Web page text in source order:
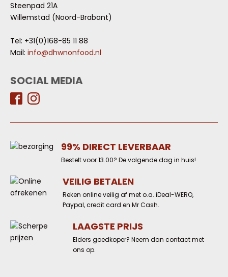
Steenpad 21A
Willemstad (Noord-Brabant)
Tel: +31(0)168-85 11 88
Mail: info@dhwnonfood.nl
SOCIAL MEDIA
99% DIRECT LEVERBAAR
Bestelt voor 13.00? De volgende dag in huis!
VEILIG BETALEN
Reken online veilig af met o.a. iDeal-WERO,
Paypal, credit card en Mr Cash.
LAAGSTE PRIJS
Elders goedkoper? Neem dan contact met
ons op.